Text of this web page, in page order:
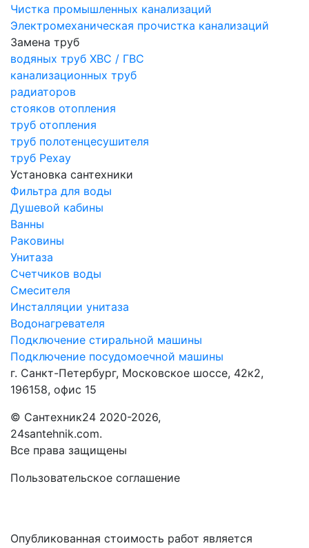
Чистка промышленных канализаций
Электромеханическая прочистка канализаций
Замена труб
водяных труб ХВС / ГВС
канализационных труб
радиаторов
стояков отопления
труб отопления
труб полотенцесушителя
труб Рехау
Установка сантехники
Фильтра для воды
Душевой кабины
Ванны
Раковины
Унитаза
Счетчиков воды
Смесителя
Инсталляции унитаза
Водонагревателя
Подключение стиральной машины
Подключение посудомоечной машины
г. Санкт-Петербург, Московское шоссе, 42к2,
196158, офис 15
© Сантехник24 2020-2026,
24santehnik.com.
Все права защищены
Пользовательское соглашение
Опубликованная стоимость работ является